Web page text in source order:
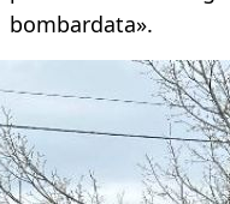
bombardata».